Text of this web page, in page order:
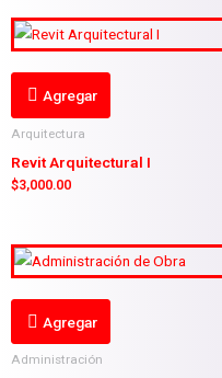
Agregar
Arquitectura
Revit Arquitectural I
$3,000.00
Agregar
Administración